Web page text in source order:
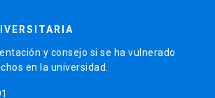
y consejo si se ha vulnerado
en la universidad.